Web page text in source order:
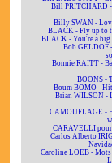
Bill PRITCHARD
Billy SWAN -
BLACK - Fly up to
BLACK - You're a
Bob GELDOF
Bonnie RAITT -
BOONS -
Boum BOMO -
Brian WILSON -
CAMOUFLAGE -
CARAVELLI
Carlos Alberto
Caroline LOEB - Mots